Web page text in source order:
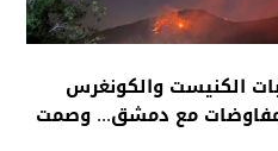
الكنيست والكونغرس
مع دمشق... وصمت